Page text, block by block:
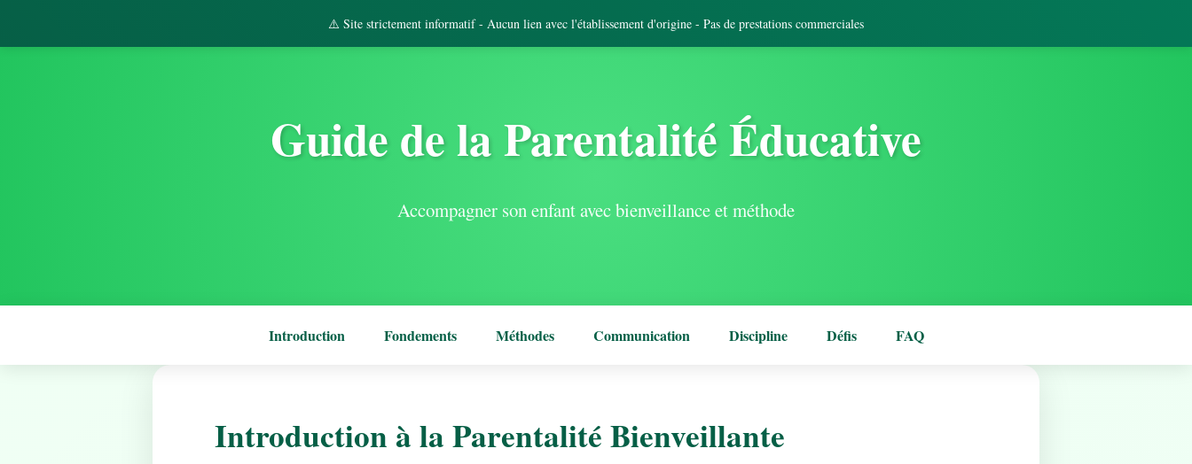
⚠️ Site strictement informatif - Aucun lien avec l'établissement d'origine - Pas de prestations commerciales
Guide de la Parentalité Éducative
Accompagner son enfant avec bienveillance et méthode
Introduction Fondements Méthodes Communication Discipline Défis FAQ
Introduction à la Parentalité Bienveillante